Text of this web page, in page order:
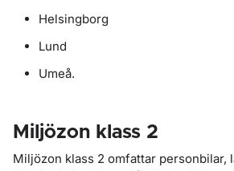
Helsingborg
Lund
Umeå.
Miljözon klass 2
Miljözon klass 2 omfattar personbilar,